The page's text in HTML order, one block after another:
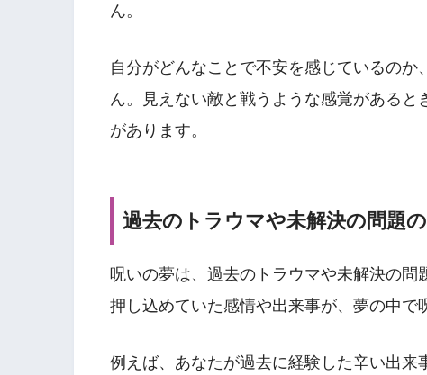
ん。
自分がどんなことで不安を感じているの
ん。見えない敵と戦うような感覚がある
があります。
過去のトラウマや未解決の問題
呪いの夢は、過去のトラウマや未解決の
押し込めていた感情や出来事が、夢の中で
例えば、あなたが過去に経験した辛い出